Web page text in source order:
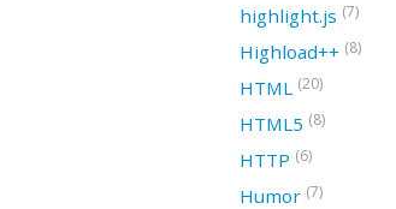
highlight.js (7)
Highload++ (8)
HTML (20)
HTML5 (8)
HTTP (6)
Humor (7)